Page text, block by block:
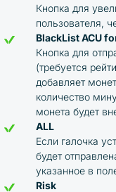
Кнопка для
пользователя,
BlackList ACU
Кнопка для
(требуется
добавляет
количество
монета будет
ALL
Если галочка
будет
указанное в
Risk